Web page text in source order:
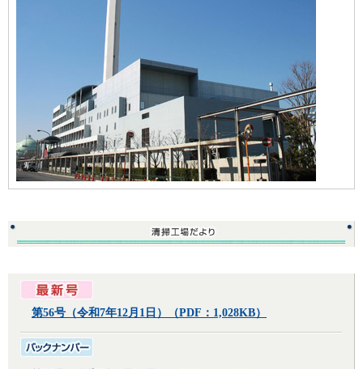
第56号（令和7年12月1日）（PDF：1,028KB）